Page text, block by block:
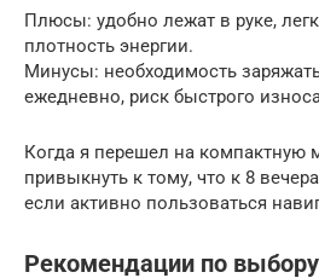
Плюсы: удобно лежат в руке,
плотность энергии.
Минусы: необходимость
ежедневно, риск быстрого
Когда я перешел на компактную
привыкнуть к тому, что к 8
если активно пользоваться
Рекомендации по